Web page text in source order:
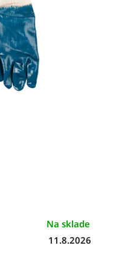
Na sklade
11.8.2026